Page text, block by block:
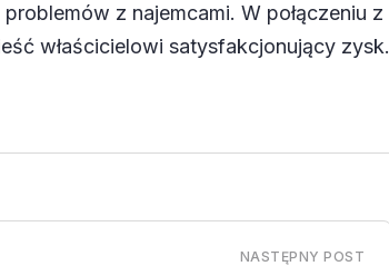
z najemcami. W połączeniu z
właścicielowi satysfakcjonujący zysk.
NASTĘPNY POST